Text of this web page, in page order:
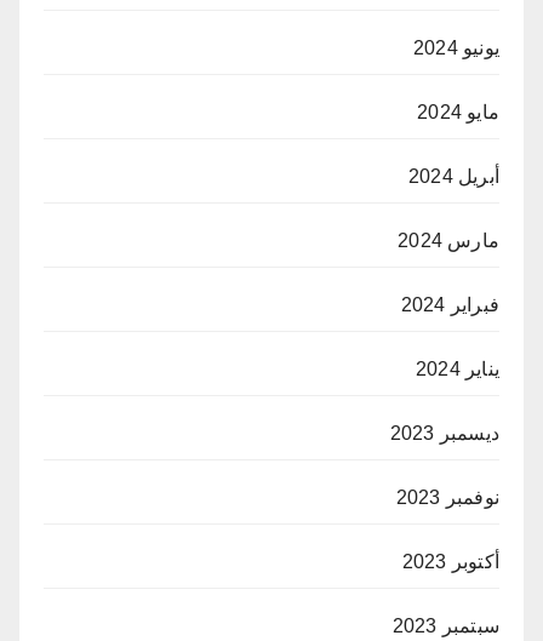
يونيو 2024
مايو 2024
أبريل 2024
مارس 2024
فبراير 2024
يناير 2024
ديسمبر 2023
نوفمبر 2023
أكتوبر 2023
سبتمبر 2023